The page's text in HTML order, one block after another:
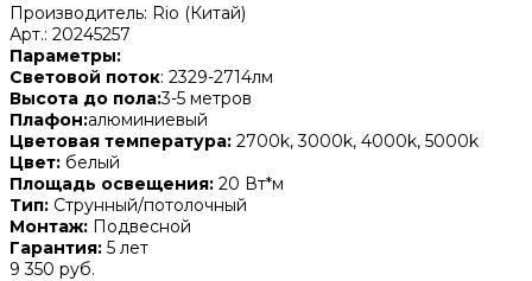
Производитель: Rio (Китай)
Арт.: 20245257
Параметры:
Световой поток: 2329-2714лм
Высота до пола:3-5 метров
Плафон:алюминиевый
Цветовая температура: 2700k, 3000k, 4000k, 5000k
Цвет: белый
Площадь освещения: 20 Вт*м
Тип: Струнный/потолочный
Монтаж: Подвесной
Гарантия: 5 лет
9 350 руб.